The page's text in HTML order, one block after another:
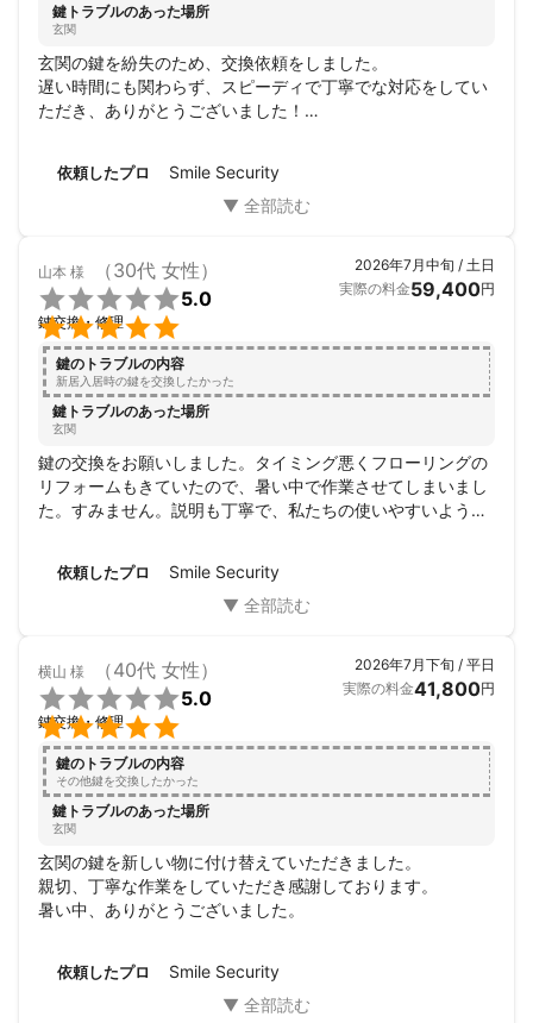
鍵トラブルのあった場所
玄関
玄関の鍵を紛失のため、交換依頼をしました。
遅い時間にも関わらず、スピーディで丁寧でな対応をしてい
ただき、ありがとうございました！
依頼したプロ Smile Security
山本 様 （30代 女性）


5.0
鍵交換・修理
2026年7月中旬 / 土日
実際の料金59,400円
鍵のトラブルの内容
新居入居時の鍵を交換したかった
鍵トラブルのあった場所
玄関
鍵の交換をお願いしました。タイミング悪くフローリングの
リフォームもきていたので、暑い中で作業させてしまいまし
た。すみません。説明も丁寧で、私たちの使いやすいように
依頼したプロ Smile Security
横山 様 （40代 女性）


5.0
鍵交換・修理
2026年7月下旬 / 平日
実際の料金41,800円
鍵のトラブルの内容
その他鍵を交換したかった
鍵トラブルのあった場所
玄関
玄関の鍵を新しい物に付け替えていただきました。
親切、丁寧な作業をしていただき感謝しております。
暑い中、ありがとうございました。
依頼したプロ Smile Security